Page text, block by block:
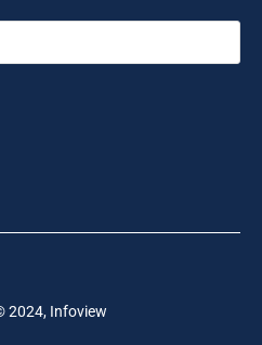
2024, Infoview